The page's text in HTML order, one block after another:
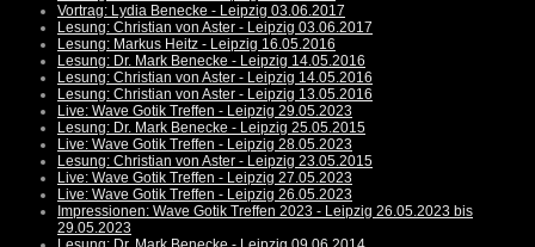
Vortrag: Lydia Benecke - Leipzig 03.06.2017
Lesung: Christian von Aster - Leipzig 03.06.2017
Lesung: Markus Heitz - Leipzig 16.05.2016
Lesung: Dr. Mark Benecke - Leipzig 14.05.2016
Lesung: Christian von Aster - Leipzig 14.05.2016
Lesung: Christian von Aster - Leipzig 13.05.2016
Live: Wave Gotik Treffen - Leipzig 29.05.2023
Lesung: Dr. Mark Benecke - Leipzig 25.05.2015
Live: Wave Gotik Treffen - Leipzig 28.05.2023
Lesung: Christian von Aster - Leipzig 23.05.2015
Live: Wave Gotik Treffen - Leipzig 27.05.2023
Live: Wave Gotik Treffen - Leipzig 26.05.2023
Impressionen: Wave Gotik Treffen 2023 - Leipzig 26.05.2023 bis
29.05.2023